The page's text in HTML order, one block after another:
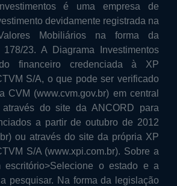
é uma empresa de
devidamente registrada na
Mobiliários na forma da
23. A Diagrama Investimentos
financeiro credenciada à XP
S/A, o que pode ser verificado
CVM (www.cvm.gov.br) em central
do site da ANCORD para
a partir de outubro de 2012
ou através do site da própria XP
S/A (www.xpi.com.br). Sobre a
escritório>Selecione o estado e a
pesquisar. Na forma da legislação